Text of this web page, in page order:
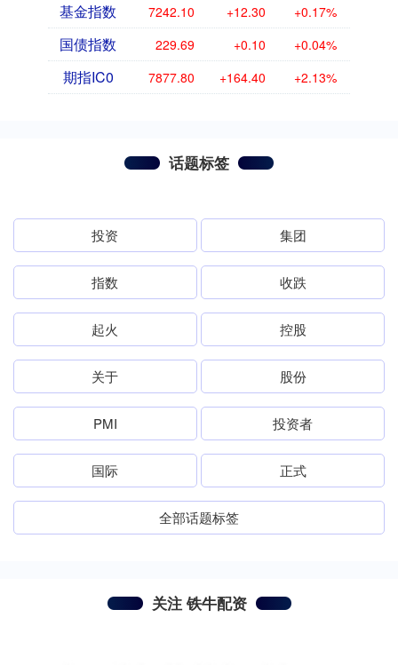
基金指数 7242.10 +12.30 +0.17%
国债指数 229.69 +0.10 +0.04%
期指IC0 7877.80 +164.40 +2.13%
话题标签
投资 集团
指数 收跌
起火 控股
关于 股份
PMI 投资者
国际 正式
全部话题标签
关注 铁牛配资